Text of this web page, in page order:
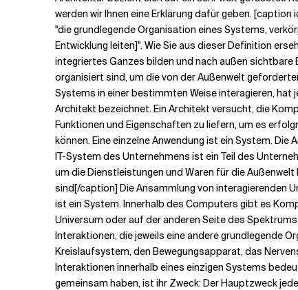
Verwandte Themen
werden wir Ihnen eine Erklärung dafür geben.[caption
"die grundlegende Organisation eines Systems,
Entwicklung leiten]". Wie Sie aus dieser Definition
integriertes Ganzes bilden und nach außen
organisiert sind, um die von der Außenwelt
Systems in einer bestimmten Weise interagieren,
Architekt bezeichnet. Ein Architekt versucht, die
Funktionen und Eigenschaften zu liefern, um es
können. Eine einzelne Anwendung ist ein System.
IT-System des Unternehmens ist ein Teil des
um die Dienstleistungen und Waren für die
sind[/caption] Die Ansammlung von interagierenden
ist ein System. Innerhalb des Computers gibt es
Universum oder auf der anderen Seite des
Interaktionen, die jeweils eine andere grundlegende
Kreislaufsystem, den Bewegungsapparat, das
Interaktionen innerhalb eines einzigen Systems
gemeinsam haben, ist ihr Zweck: Der Hauptzweck